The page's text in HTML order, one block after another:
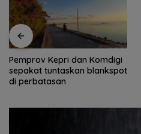
Kemensos biayai perbaikan
rumah warga
berpenghasilan rendah di